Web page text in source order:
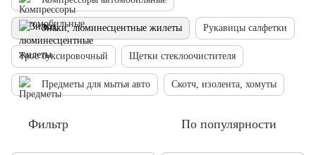
Знаки, люминесцентные жилеты Рукавицы салфетки
Трос буксировочный Щетки стеклоочистителя
Предметы для мытья авто Скотч, изолента, хомуты
Фильтр По популярности